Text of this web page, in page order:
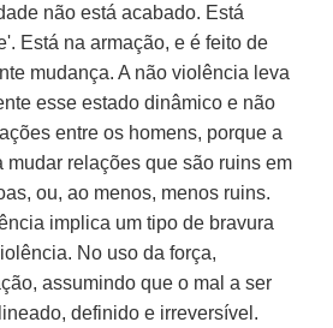
não está acabado. Está
Está na armação, e é feito de
mudança. A não violência leva
esse estado dinâmico e não
entre os homens, porque a
mudar relações que são ruins em
ou, ao menos, menos ruins.
implica um tipo de bravura
No uso da força,
assumindo que o mal a ser
definido e irreversível.